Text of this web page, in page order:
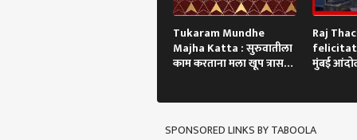
Tukaram Mundhe
Majha Katta : सुरुवातीला
काम करताना मला खूप त्रास
Raj
मुंबई
SPONSORED LINKS BY TABOOLA
करिअर
फीडबॅक
आमच्याबद्दल
क्रीडा